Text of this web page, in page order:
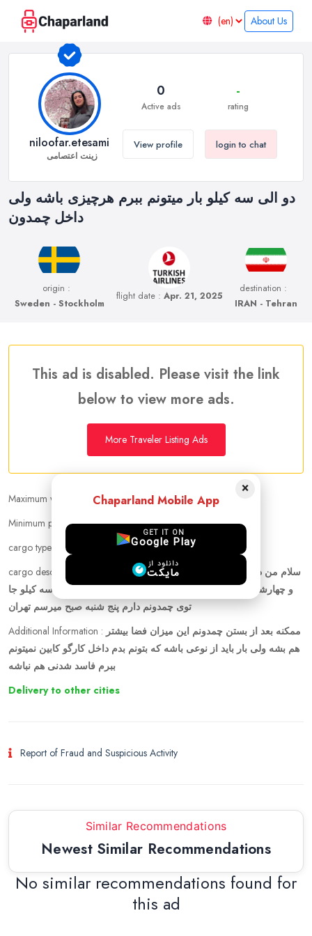
About Us
دو الی سه کیلو بار میتونم ببرم هرچیزی باشه ولی
داخل چمدون
origin :
Sweden - Stockholm
flight date :Apr. 21, 2025
destination :
IRAN - Tehran
niloofar.etesami
زینت اعتصامی
0
Active ads
-
rating
View profile login to chat
This ad is disabled. Please visit the link
below to view more ads.
More Traveler Listing Ads
Maximum weight that can be carried :2.00 kg
Minimum price per kilogram:Negotiable
cargo types :
Documents, cloths, Medicine, Cosmetics
cargo description :
سلام من دوشنبه از آرلاندا با رایان ایر به لیتوانی میرم
و چهارشنبه عصر به سمت تهران با ترکیش پرواز دارم حدود سه کیلو جا
توی چمدونم دارم پنج شنبه صبح میرسم تهران
Additional Information : ممکنه بعد از بستن چمدونم این میزان فضا بیشتر
هم بشه ولی بار باید از نوعی باشه که بتونم بدم داخل کارگو کابین نمیتونم
ببرم فاسد شدنی هم نباشه
Delivery to other cities
Report of Fraud and Suspicious Activity
Similar Recommendations
Newest Similar Recommendations
No similar recommendations found for
this ad
×
Chaparland Mobile App
GET IT ON
Google Play
دانلود از
مایکت